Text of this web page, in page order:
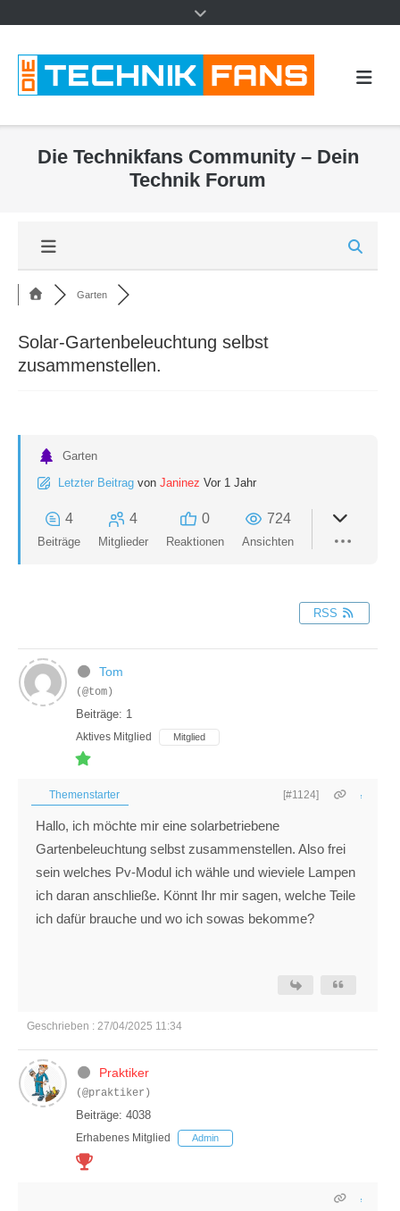
Die Technikfans Community – Dein
Technik Forum
Garten
Solar-Gartenbeleuchtung selbst
zusammenstellen.
Garten
Letzter Beitrag von Janinez Vor 1 Jahr
4
Beiträge
4
Mitglieder
0
Reaktionen
724
Ansichten
RSS
Tom
(@tom)
Beiträge: 1
Aktives Mitglied Mitglied
Themenstarter [#1124]
Hallo, ich möchte mir eine solarbetriebene
Gartenbeleuchtung selbst zusammenstellen. Also frei
sein welches Pv-Modul ich wähle und wieviele Lampen
ich daran anschließe. Könnt Ihr mir sagen, welche Teile
ich dafür brauche und wo ich sowas bekomme?
Geschrieben : 27/04/2025 11:34
Praktiker
(@praktiker)
Beiträge: 4038
Erhabenes Mitglied Admin